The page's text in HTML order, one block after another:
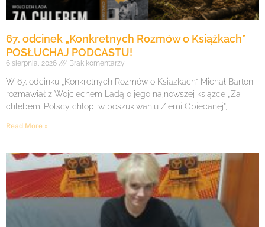
67. odcinek „Konkretnych Rozmów o Książkach”
POSŁUCHAJ PODCASTU!
6 sierpnia, 2026 Brak komentarzy
W 67. odcinku „Konkretnych Rozmów o Książkach” Michał Barton
rozmawiał z Wojciechem Ladą o jego najnowszej książce „Za
chlebem. Polscy chłopi w poszukiwaniu Ziemi Obiecanej”,
Read More »